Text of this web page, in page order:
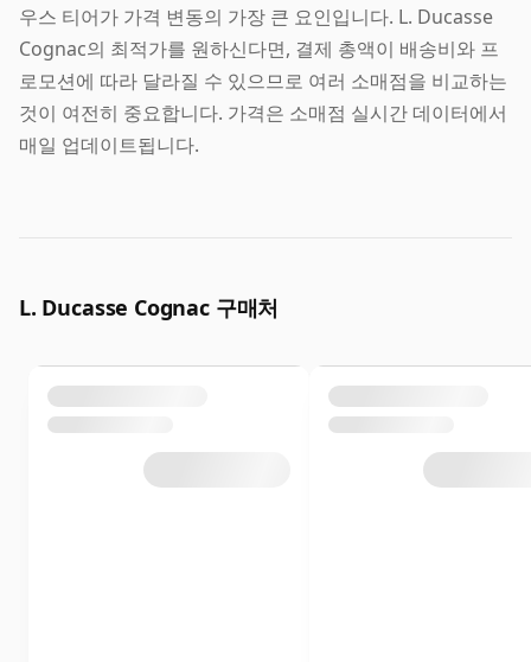
우스 티어가 가격 변동의 가장 큰 요인입니다. L. Ducasse
Cognac의 최적가를 원하신다면, 결제 총액이 배송비와 프
로모션에 따라 달라질 수 있으므로 여러 소매점을 비교하는
것이 여전히 중요합니다. 가격은 소매점 실시간 데이터에서
매일 업데이트됩니다.
L. Ducasse Cognac 구매처